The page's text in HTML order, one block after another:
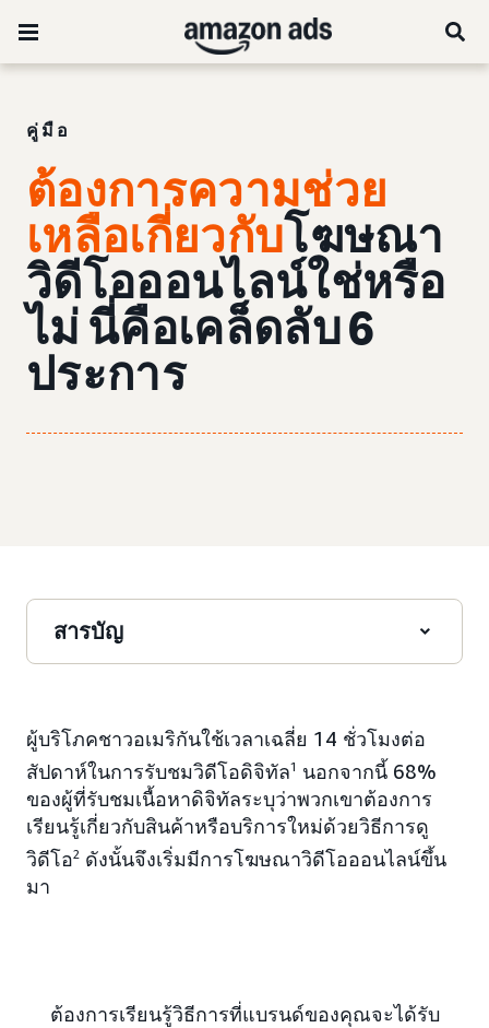
คู่มือ
ต้องการความช่วย
เหลือเกี่ยวกับโฆษณา
วิดีโอออนไลน์ใช่หรือ
ไม่ นี่คือเคล็ดลับ 6
ประการ
สารบัญ
ผู้บริโภคชาวอเมริกันใช้เวลาเฉลี่ย 14 ชั่วโมงต่อ
สัปดาห์ในการรับชมวิดีโอดิจิทัล1
นอกจากนี้ 68%
ของผู้ที่รับชมเนื้อหาดิจิทัลระบุว่าพวกเขาต้องการ
เรียนรู้เกี่ยวกับสินค้าหรือบริการใหม่ด้วยวิธีการดู
วิดีโอ2 ดังนั้นจึงเริ่มมีการโฆษณาวิดีโอออนไลน์ขึ้น
มา
ต้องการเรียนรู้วิธีการที่แบรนด์ของคุณจะได้รับ